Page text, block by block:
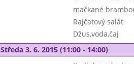
mačkané
Rajčatový salát
Džus,voda,čaj
Středa 3. 6. 2015 (11:00 - 14:00)